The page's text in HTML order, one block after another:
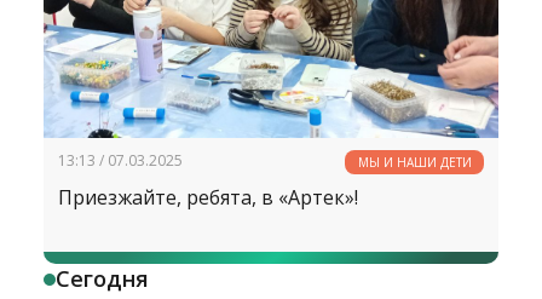
13:13 / 07.03.2025 МЫ И НАШИ ДЕТИ
Приезжайте, ребята, в «Артек»!
Сегодня